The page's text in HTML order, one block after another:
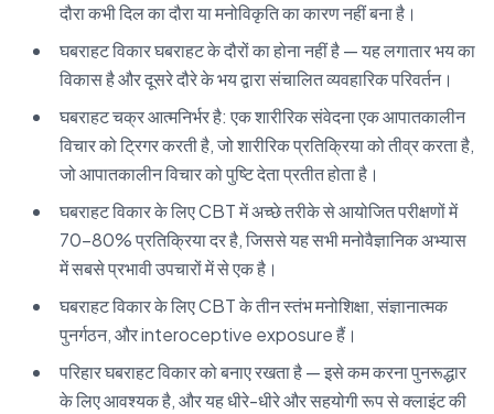
दौरा कभी दिल का दौरा या मनोविकृति का कारण नहीं बना है।
घबराहट विकार घबराहट के दौरों का होना नहीं है — यह लगातार भय का
विकास है और दूसरे दौरे के भय द्वारा संचालित व्यवहारिक परिवर्तन।
घबराहट चक्र आत्मनिर्भर है: एक शारीरिक संवेदना एक आपातकालीन
विचार को ट्रिगर करती है, जो शारीरिक प्रतिक्रिया को तीव्र करता है,
जो आपातकालीन विचार को पुष्टि देता प्रतीत होता है।
घबराहट विकार के लिए CBT में अच्छे तरीके से आयोजित परीक्षणों में
70–80% प्रतिक्रिया दर है, जिससे यह सभी मनोवैज्ञानिक अभ्यास
में सबसे प्रभावी उपचारों में से एक है।
घबराहट विकार के लिए CBT के तीन स्तंभ मनोशिक्षा, संज्ञानात्मक
पुनर्गठन, और interoceptive exposure हैं।
परिहार घबराहट विकार को बनाए रखता है — इसे कम करना पुनरूद्धार
के लिए आवश्यक है, और यह धीरे-धीरे और सहयोगी रूप से क्लाइंट की